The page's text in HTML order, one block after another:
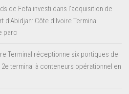
de Fcfa investi dans l’acquisition de
d’Abidjan: Côte d’Ivoire Terminal
parc
Terminal réceptionne six portiques de
2e terminal à conteneurs opérationnel en